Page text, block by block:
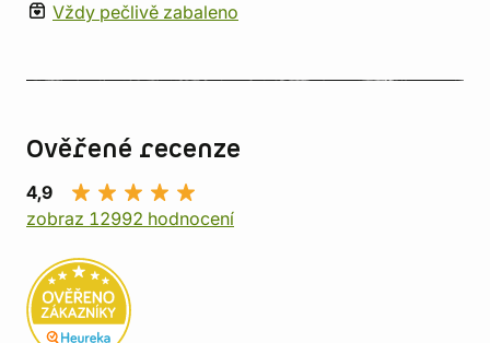
Vždy pečlivě zabaleno
Ověřené recenze
4,9
zobraz 12992 hodnocení